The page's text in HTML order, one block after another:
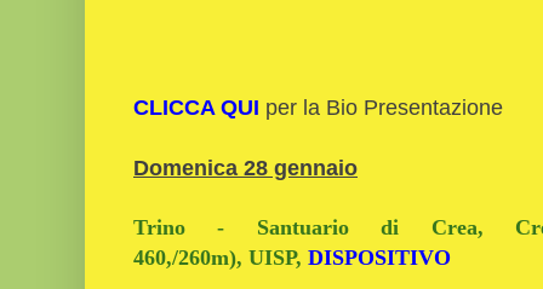
CLICCA QUI per la Bio Presentazione
Domenica 28 gennaio
Trino - Santuario di Crea,
460,/260m), UISP, DISPOSITIVO